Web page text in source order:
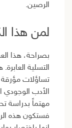
الرصين.
لمن هذا
بصراحة، هذا
التسلية
تساؤلات
الأدب الوجودي
مهتماً بدراسة
فستكون هذه